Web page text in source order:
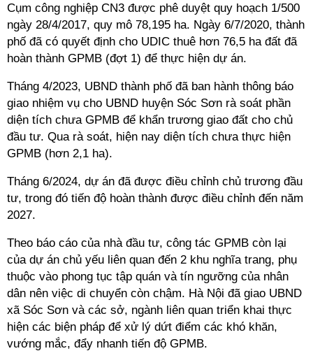
Cụm công nghiệp CN3 được phê duyệt quy hoạch 1/500
ngày 28/4/2017, quy mô 78,195 ha. Ngày 6/7/2020, thành
phố đã có quyết định cho UDIC thuê hơn 76,5 ha đất đã
hoàn thành GPMB (đợt 1) để thực hiện dự án.
Tháng 4/2023, UBND thành phố đã ban hành thông báo
giao nhiệm vụ cho UBND huyện Sóc Sơn rà soát phần
diện tích chưa GPMB để khẩn trương giao đất cho chủ
đầu tư. Qua rà soát, hiện nay diện tích chưa thực hiện
GPMB (hơn 2,1 ha).
Tháng 6/2024, dự án đã được điều chỉnh chủ trương đầu
tư, trong đó tiến độ hoàn thành được điều chỉnh đến năm
2027.
Theo báo cáo của nhà đầu tư, công tác GPMB còn lại
của dự án chủ yếu liên quan đến 2 khu nghĩa trang, phụ
thuộc vào phong tục tập quán và tín ngưỡng của nhân
dân nên việc di chuyển còn chậm. Hà Nội đã giao UBND
xã Sóc Sơn và các sở, ngành liên quan triển khai thực
hiện các biện pháp để xử lý dứt điểm các khó khăn,
vướng mắc, đẩy nhanh tiến độ GPMB.